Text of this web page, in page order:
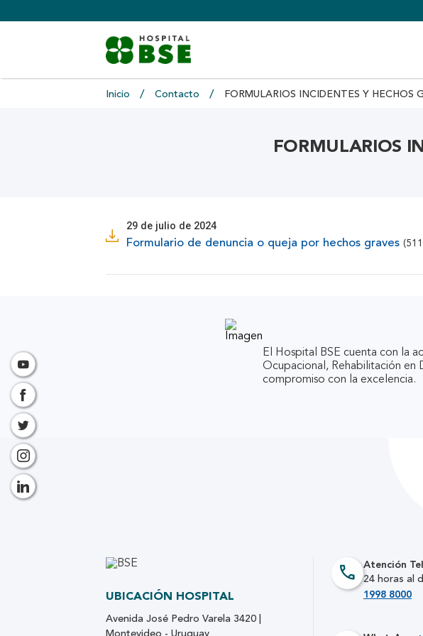
Inicio Contacto FORMULARIOS INCIDENTES Y HECHOS
FORMULARIOS
29 de julio de 2024
Formulario de denuncia o queja por hechos graves
El Hospital BSE cuenta con la
Ocupacional, Rehabilitación en
compromiso con la excelencia.
call Atención
24 horas al
1998 8000
UBICACIÓN HOSPITAL
Avenida José Pedro Varela 3420 |
Montevideo - Uruguay